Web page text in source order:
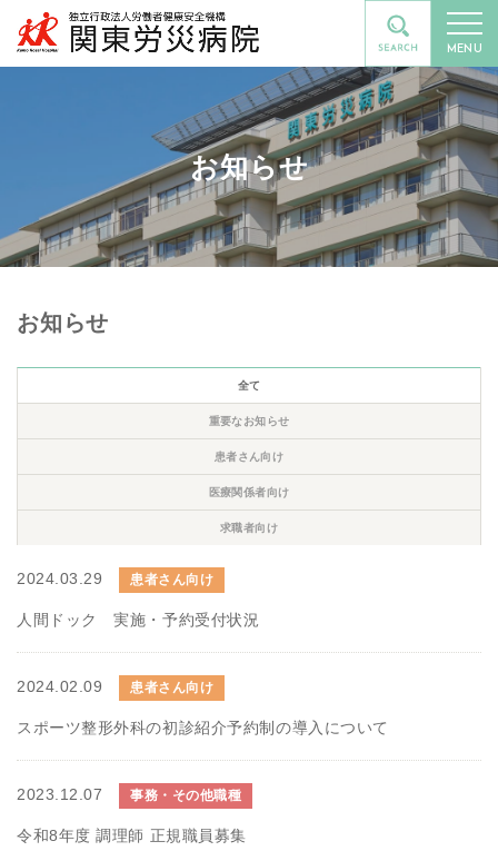
MENU
お知らせ
お知らせ
全て
重要なお知らせ
患者さん向け
医療関係者向け
求職者向け
2024.03.29 患者さん向け
人間ドック 実施・予約受付状況
2024.02.09 患者さん向け
スポーツ整形外科の初診紹介予約制の導入について
2023.12.07 事務・その他職種
令和8年度 調理師 正規職員募集